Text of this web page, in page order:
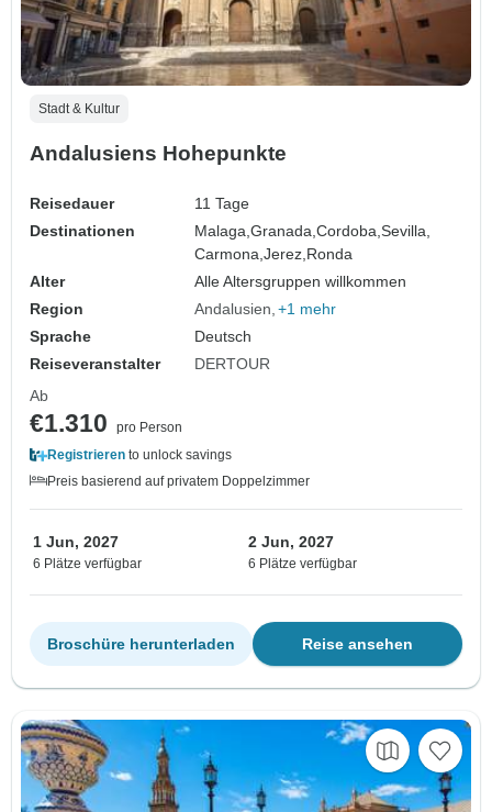
Stadt & Kultur
Andalusiens Hohepunkte
Reisedauer
11 Tage
Destinationen
Malaga,Granada,Cordoba,Sevilla,
Carmona,Jerez,Ronda
Alter
Alle Altersgruppen willkommen
Region
Andalusien +1 mehr
Sprache
Deutsch
Reiseveranstalter
DERTOUR
Ab
€1.310
pro Person
Registrieren to unlock savings
Preis basierend auf privatem Doppelzimmer
1 Jun, 2027
6 Plätze verfügbar
2 Jun, 2027
6 Plätze verfügbar
Reise ansehen
Broschüre herunterladen